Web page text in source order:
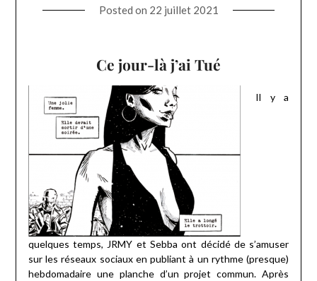
Posted on 22 juillet 2021
Ce jour-là j’ai Tué
Il y a
quelques temps, JRMY et Sebba ont décidé de s’amuser
sur les réseaux sociaux en publiant à un rythme (presque)
hebdomadaire une planche d’un projet commun. Après